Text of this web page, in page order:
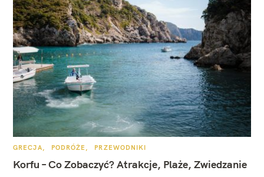
K
T
E
GRECJA PODRÓŻE PRZEWODNIKI
Korfu – Co Zobaczyć? Atrakcje, Plaże, Zwiedzanie